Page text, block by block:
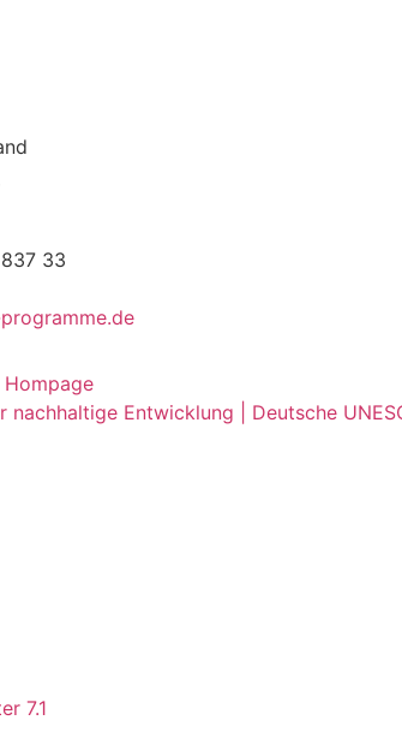
33
nachhaltige Entwicklung | Deutsche
7.1